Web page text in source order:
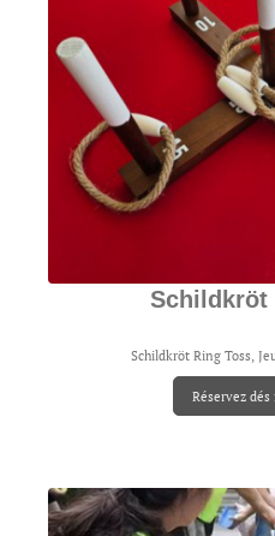
Schildkröt
Schildkröt Ring Toss,
Réservez